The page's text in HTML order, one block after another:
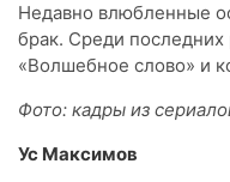
Недавно влюбленные
брак. Среди
«Волшебное слово» и
Фото: кадры из
Ус Максимов